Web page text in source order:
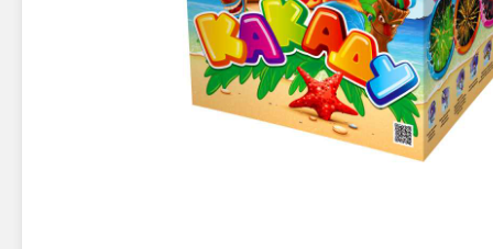
Батареи салютов
Маленькие фейерверки
Средние фейерверки
Бабочки,
Жуки
Цветной